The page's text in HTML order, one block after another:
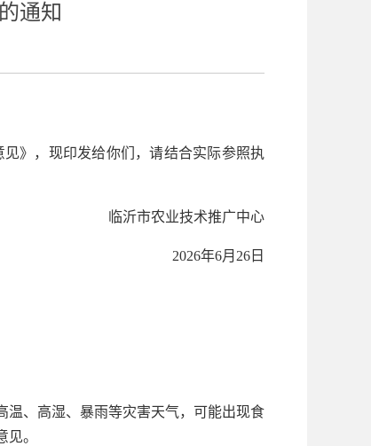
通知
》，现印发给你们，请结合实际参照执
临沂市农业技术推广中心
2026年6月26日
温、高湿、暴雨等灾害天气，可能出现食
。